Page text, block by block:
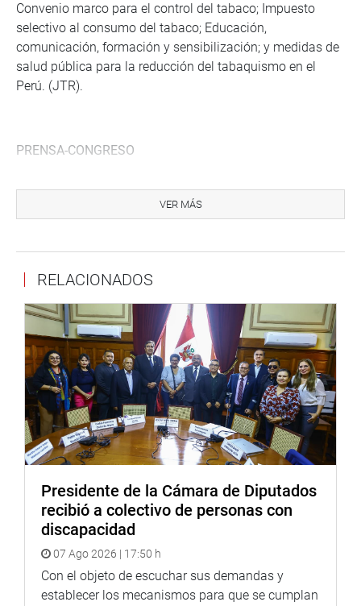
Convenio marco para el control del tabaco; Impuesto
selectivo al consumo del tabaco; Educación,
comunicación, formación y sensibilización; y medidas de
salud pública para la reducción del tabaquismo en el
Perú. (JTR).
PRENSA-CONGRESO
Youtube: http://www.youtube.com/congresoperu
Soundcloud:https://soundcloud.com/radiocongreso
VER MÁS
RELACIONADOS
Presidente de la Cámara de Diputados
recibió a colectivo de personas con
discapacidad
07 Ago 2026 | 17:50 h
Con el objeto de escuchar sus demandas y
establecer los mecanismos para que se cumplan